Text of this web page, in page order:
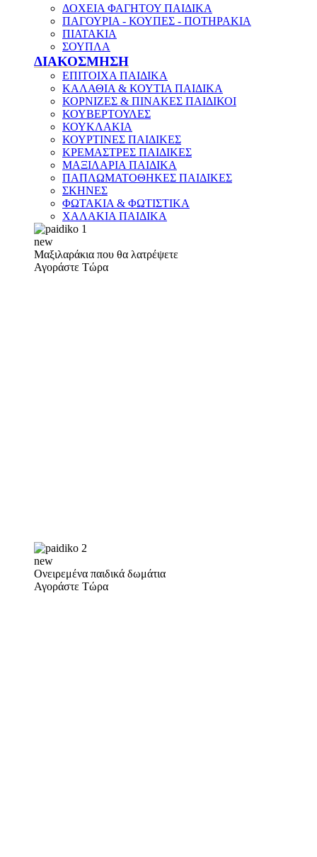
ΔΟΧΕΙΑ ΦΑΓΗΤΟΥ ΠΑΙΔΙΚΑ
ΠΑΓΟΥΡΙΑ - ΚΟΥΠΕΣ - ΠΟΤΗΡΑΚΙΑ
ΠΙΑΤΑΚΙΑ
ΣΟΥΠΛΑ
ΔΙΑΚΟΣΜΗΣΗ
ΕΠΙΤΟΙΧΑ ΠΑΙΔΙΚΑ
ΚΑΛΑΘΙΑ & ΚΟΥΤΙΑ ΠΑΙΔΙΚΑ
ΚΟΡΝΙΖΕΣ & ΠΙΝΑΚΕΣ ΠΑΙΔΙΚΟΙ
ΚΟΥΒΕΡΤΟΥΛΕΣ
ΚΟΥΚΛΑΚΙΑ
ΚΟΥΡΤΙΝΕΣ ΠΑΙΔΙΚΕΣ
ΚΡΕΜΑΣΤΡΕΣ ΠΑΙΔΙΚΕΣ
ΜΑΞΙΛΑΡΙΑ ΠΑΙΔΙΚΑ
ΠΑΠΛΩΜΑΤΟΘΗΚΕΣ ΠΑΙΔΙΚΕΣ
ΣΚΗΝΕΣ
ΦΩΤΑΚΙΑ & ΦΩΤΙΣΤΙΚΑ
ΧΑΛΑΚΙΑ ΠΑΙΔΙΚΑ
new
Μαξιλαράκια που θα λατρέψετε
Αγοράστε Τώρα
new
Ονειρεμένα παιδικά δωμάτια
Αγοράστε Τώρα